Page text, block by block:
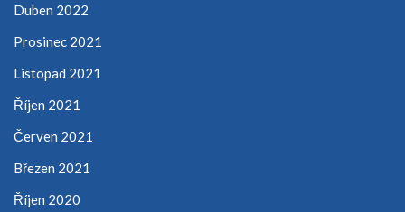
Duben 2022
Prosinec 2021
Listopad 2021
Říjen 2021
Červen 2021
Březen 2021
Říjen 2020